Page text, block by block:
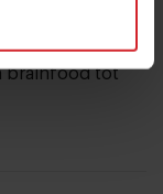
brainfood tot